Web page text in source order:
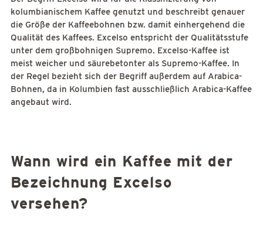
kolumbianischem Kaffee genutzt und beschreibt genauer
die Größe der Kaffeebohnen bzw. damit einhergehend die
Qualität des Kaffees. Excelso entspricht der Qualitätsstufe
unter dem großbohnigen Supremo. Excelso-Kaffee ist
meist weicher und säurebetonter als Supremo-Kaffee. In
der Regel bezieht sich der Begriff außerdem auf Arabica-
Bohnen, da in Kolumbien fast ausschließlich Arabica-Kaffee
angebaut wird.
Wann wird ein Kaffee mit der
Bezeichnung Excelso
versehen?